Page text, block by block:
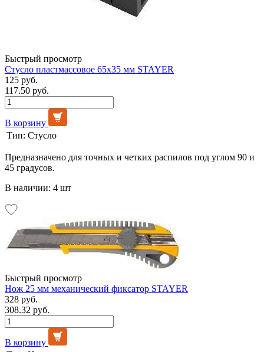
Быстрый просмотр
Стусло пластмассовое 65х35 мм STAYER
125 руб.
117.50 руб.
В корзину
Тип: Стусло
Предназначено для точных и четких распилов под углом 90 и
45 градусов.
В наличии: 4 шт
Быстрый просмотр
Нож 25 мм механический фиксатор STAYER
328 руб.
308.32 руб.
В корзину